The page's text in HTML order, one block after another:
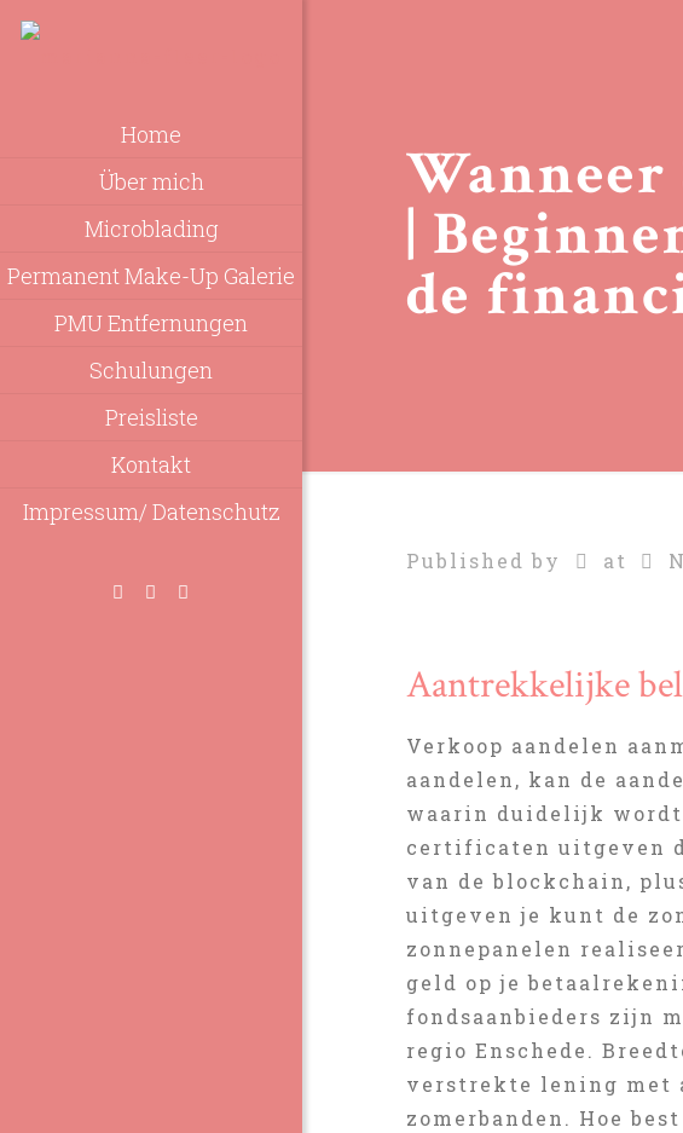
Home
Über mich
Microblading
Permanent Make-Up Galerie
PMU Entfernungen
Schulungen
Preisliste
Kontakt
Impressum/ Datenschutz
Wanneer
|
de
Published by at
Aantrekkelijke
Verkoop aandelen
aandelen, kan de
waarin duidelijk wordt
certificaten uitgeven
van de blockchain,
uitgeven je kunt de
zonnepanelen
geld op je
fondsaanbieders zijn
regio Enschede.
verstrekte lening met
zomerbanden. Hoe